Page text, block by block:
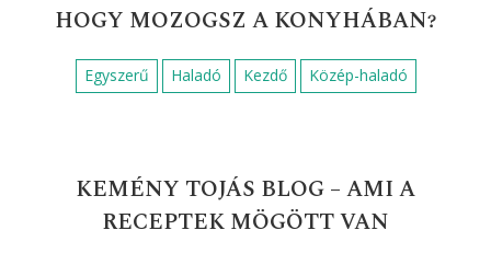
HOGY MOZOGSZ A KONYHÁBAN?
Egyszerű Haladó Kezdő Közép-haladó
KEMÉNY TOJÁS BLOG – AMI A
RECEPTEK MÖGÖTT VAN